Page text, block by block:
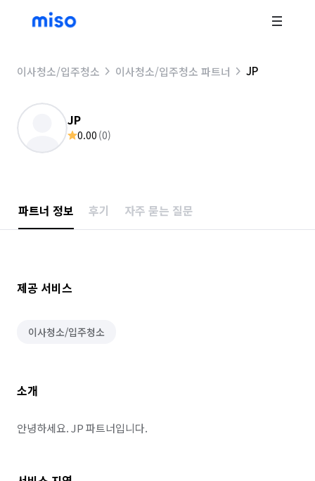
이사청소/입주청소 이사청소/입주청소 파트너 JP
JP
0.00 (0)
파트너 정보 후기 자주 묻는 질문
제공 서비스
이사청소/입주청소
소개
안녕하세요. JP 파트너입니다.